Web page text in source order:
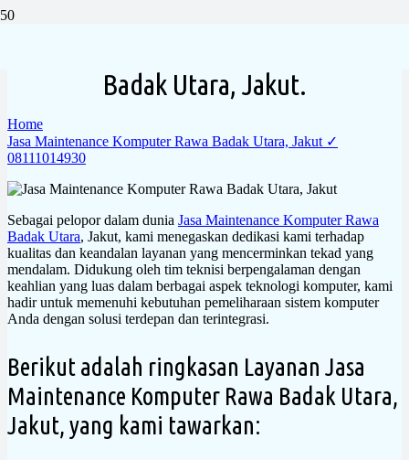
Badak Utara, Jakut.
Home
Jasa Maintenance Komputer Rawa Badak Utara, Jakut ✓
08111014930
Sebagai pelopor dalam dunia Jasa Maintenance Komputer Rawa
Badak Utara, Jakut, kami menegaskan dedikasi kami terhadap
kualitas dan keandalan layanan yang mencerminkan tekad yang
mendalam. Didukung oleh tim teknisi berpengalaman dengan
keahlian yang luas dalam berbagai aspek teknologi komputer, kami
hadir untuk memenuhi kebutuhan pemeliharaan sistem komputer
Anda dengan solusi terdepan dan terintegrasi.
Berikut adalah ringkasan Layanan Jasa
Maintenance Komputer Rawa Badak Utara,
Jakut, yang kami tawarkan: